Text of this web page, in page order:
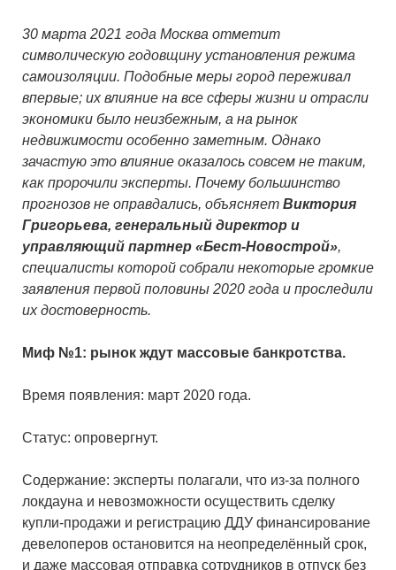
30 марта 2021 года Москва отметит
символическую годовщину установления режима
самоизоляции. Подобные меры город переживал
впервые; их влияние на все сферы жизни и отрасли
экономики было неизбежным, а на рынок
недвижимости особенно заметным. Однако
зачастую это влияние оказалось совсем не таким,
как пророчили эксперты. Почему большинство
прогнозов не оправдались, объясняет Виктория
Григорьева, генеральный директор и
управляющий партнер «Бест-Новострой»,
специалисты которой собрали некоторые громкие
заявления первой половины 2020 года и проследили
их достоверность.
Миф №1: рынок ждут массовые банкротства.
Время появления: март 2020 года.
Статус: опровергнут.
Содержание: эксперты полагали, что из-за полного
локдауна и невозможности осуществить сделку
купли-продажи и регистрацию ДДУ финансирование
девелоперов остановится на неопределённый срок,
и даже массовая отправка сотрудников в отпуск без